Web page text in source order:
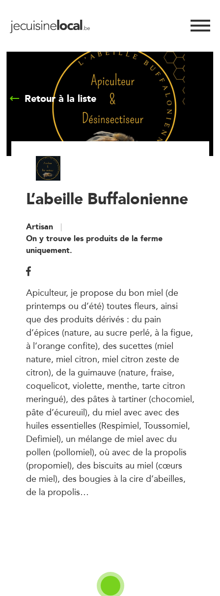
Retour à la liste
L’abeille Buffalonienne
Artisan
On y trouve les produits de la ferme
uniquement.
Apiculteur, je propose du bon miel (de
printemps ou d’été) toutes fleurs, ainsi
que des produits dérivés : du pain
d’épices (nature, au sucre perlé, à la figue,
à l’orange confite), des sucettes (miel
nature, miel citron, miel citron zeste de
citron), de la guimauve (nature, fraise,
coquelicot, violette, menthe, tarte citron
meringué), des pâtes à tartiner (chocomiel,
pâte d’écureuil), du miel avec avec des
huiles essentielles (Respimiel, Toussomiel,
Defimiel), un mélange de miel avec du
pollen (pollomiel), où avec de la propolis
(propomiel), des biscuits au miel (cœurs
de miel), des bougies à la cire d’abeilles,
de la propolis…